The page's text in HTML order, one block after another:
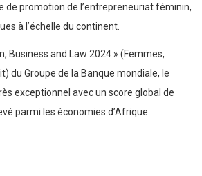
de promotion de l’entrepreneuriat féminin,
à l’échelle du continent.
Business and Law 2024 » (Femmes,
du Groupe de la Banque mondiale, le
exceptionnel avec un score global de
parmi les économies d’Afrique.